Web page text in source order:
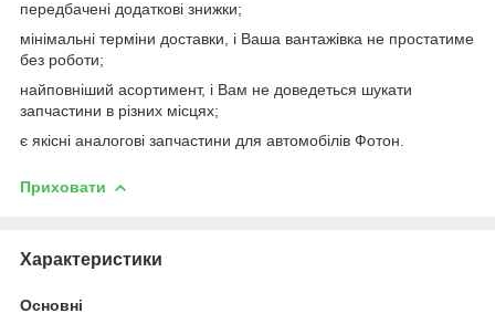
передбачені додаткові знижки;
мінімальні терміни доставки, і Ваша вантажівка не простатиме
без роботи;
найповніший асортимент, і Вам не доведеться шукати
запчастини в різних місцях;
є якісні аналогові запчастини для автомобілів Фотон.
Приховати
Характеристики
Основні